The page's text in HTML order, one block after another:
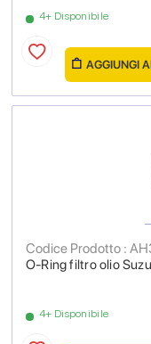
4+ Disponibile
AGGIUNGI
O-Ring filtro olio
Codice Prodotto :
4+ Disponibile